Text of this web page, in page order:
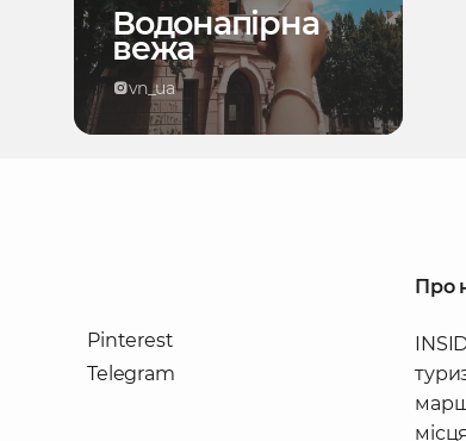
Водонапірна
вежа
vn_ua
Pinterest
Telegram
Про